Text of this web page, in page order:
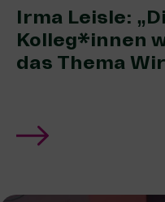
Irma Leisle:
Kolleg*innen
das Thema